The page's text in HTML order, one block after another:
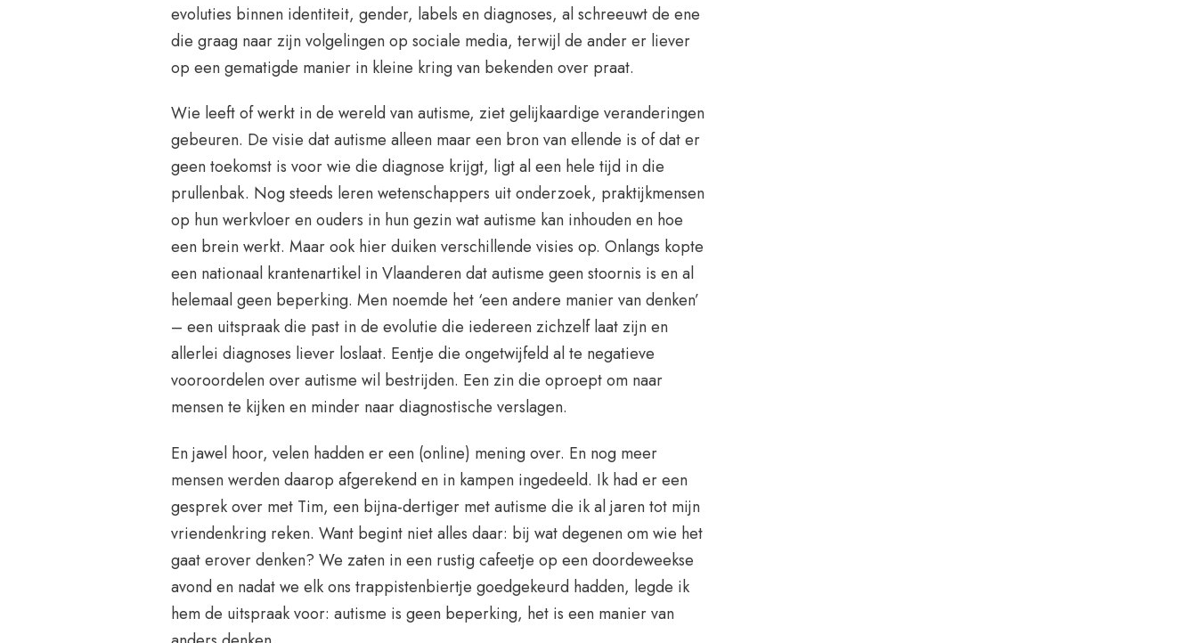
evoluties binnen identiteit, gender, labels en diagnoses, al schreeuwt de ene
die graag naar zijn volgelingen op sociale media, terwijl de ander er liever
op een gematigde manier in kleine kring van bekenden over praat.
Wie leeft of werkt in de wereld van autisme, ziet gelijkaardige veranderingen
gebeuren. De visie dat autisme alleen maar een bron van ellende is of dat er
geen toekomst is voor wie die diagnose krijgt, ligt al een hele tijd in die
prullenbak. Nog steeds leren wetenschappers uit onderzoek, praktijkmensen
op hun werkvloer en ouders in hun gezin wat autisme kan inhouden en hoe
een brein werkt. Maar ook hier duiken verschillende visies op. Onlangs kopte
een nationaal krantenartikel in Vlaanderen dat autisme geen stoornis is en al
helemaal geen beperking. Men noemde het ‘een andere manier van denken’
– een uitspraak die past in de evolutie die iedereen zichzelf laat zijn en
allerlei diagnoses liever loslaat. Eentje die ongetwijfeld al te negatieve
vooroordelen over autisme wil bestrijden. Een zin die oproept om naar
mensen te kijken en minder naar diagnostische verslagen.
En jawel hoor, velen hadden er een (online) mening over. En nog meer
mensen werden daarop afgerekend en in kampen ingedeeld. Ik had er een
gesprek over met Tim, een bijna-dertiger met autisme die ik al jaren tot mijn
vriendenkring reken. Want begint niet alles daar: bij wat degenen om wie het
gaat erover denken? We zaten in een rustig cafeetje op een doordeweekse
avond en nadat we elk ons trappistenbiertje goedgekeurd hadden, legde ik
hem de uitspraak voor: autisme is geen beperking, het is een manier van